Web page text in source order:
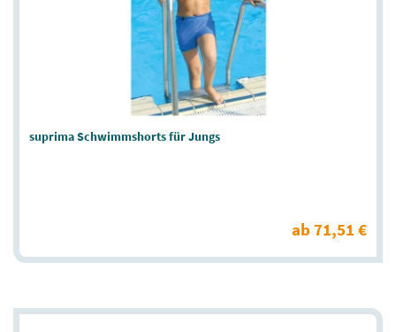
suprima Schwimmshorts für Jungs
ab 71,51 €